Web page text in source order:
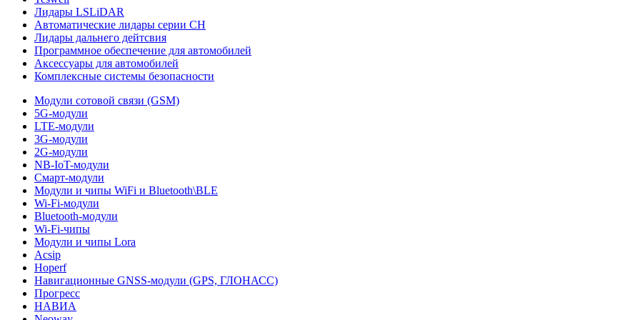
Лидары LSLiDAR
Автоматические лидары серии CH
Лидары дальнего дейтсвия
Программное обеспечение для автомобилей
Аксессуары для автомобилей
Комплексные системы безопасности
Модули сотовой связи (GSM)
5G-модули
LTE-модули
3G-модули
2G-модули
NB-IoT-модули
Смарт-модули
Модули и чипы WiFi и Bluetooth\BLE
Wi-Fi-модули
Bluetooth-модули
Wi-Fi-чипы
Модули и чипы Lora
Acsip
Hoperf
Навигационные GNSS-модули (GPS, ГЛОНАСС)
Прогресс
НАВИА